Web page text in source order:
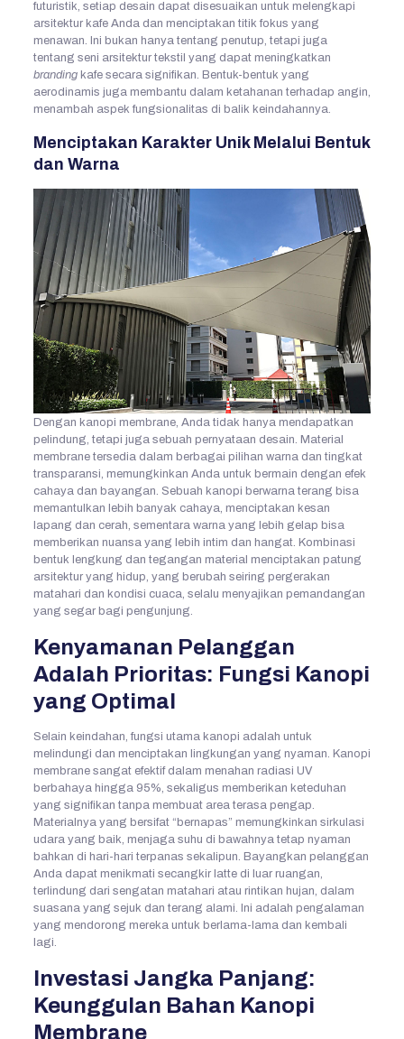
futuristik, setiap desain dapat disesuaikan untuk melengkapi
arsitektur kafe Anda dan menciptakan titik fokus yang
menawan. Ini bukan hanya tentang penutup, tetapi juga
tentang seni arsitektur tekstil yang dapat meningkatkan
brandingkafe secara signifikan. Bentuk-bentuk yang
aerodinamis juga membantu dalam ketahanan terhadap angin,
menambah aspek fungsionalitas di balik keindahannya.
Menciptakan Karakter Unik Melalui Bentuk
dan Warna
Dengan kanopi membrane, Anda tidak hanya mendapatkan
pelindung, tetapi juga sebuah pernyataan desain. Material
membrane tersedia dalam berbagai pilihan warna dan tingkat
transparansi, memungkinkan Anda untuk bermain dengan efek
cahaya dan bayangan. Sebuah kanopi berwarna terang bisa
memantulkan lebih banyak cahaya, menciptakan kesan
lapang dan cerah, sementara warna yang lebih gelap bisa
memberikan nuansa yang lebih intim dan hangat. Kombinasi
bentuk lengkung dan tegangan material menciptakan patung
arsitektur yang hidup, yang berubah seiring pergerakan
matahari dan kondisi cuaca, selalu menyajikan pemandangan
yang segar bagi pengunjung.
Kenyamanan Pelanggan
Adalah Prioritas: Fungsi Kanopi
yang Optimal
Selain keindahan, fungsi utama kanopi adalah untuk
melindungi dan menciptakan lingkungan yang nyaman. Kanopi
membrane sangat efektif dalam menahan radiasi UV
berbahaya hingga 95%, sekaligus memberikan keteduhan
yang signifikan tanpa membuat area terasa pengap.
Materialnya yang bersifat “bernapas” memungkinkan sirkulasi
udara yang baik, menjaga suhu di bawahnya tetap nyaman
bahkan di hari-hari terpanas sekalipun. Bayangkan pelanggan
Anda dapat menikmati secangkir latte di luar ruangan,
terlindung dari sengatan matahari atau rintikan hujan, dalam
suasana yang sejuk dan terang alami. Ini adalah pengalaman
yang mendorong mereka untuk berlama-lama dan kembali
lagi.
Investasi Jangka Panjang:
Keunggulan Bahan Kanopi
Membrane